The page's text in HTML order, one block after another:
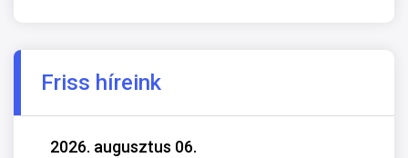
Friss híreink
2026. augusztus 06.